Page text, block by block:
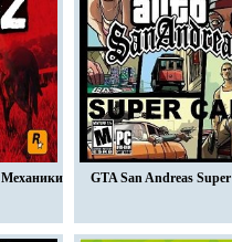
Механики GTA San Andreas